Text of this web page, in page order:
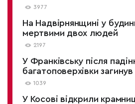
3977
На Надвірнянщині у
мертвими двох людей
2197
У Франківську після
багатоповерхівки загинув
1039
У Косові відкрили